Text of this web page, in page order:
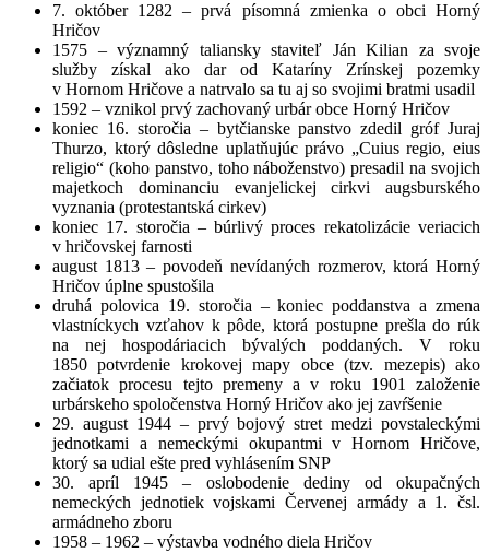
7. október 1282 – prvá písomná zmienka o obci Horný
Hričov
1575 – významný taliansky staviteľ Ján Kilian za svoje
služby získal ako dar od Kataríny Zrínskej pozemky
v Hornom Hričove a natrvalo sa tu aj so svojimi bratmi usadil
1592 – vznikol prvý zachovaný urbár obce Horný Hričov
koniec 16. storočia – bytčianske panstvo zdedil gróf Juraj
Thurzo, ktorý dôsledne uplatňujúc právo „Cuius regio, eius
religio“ (koho panstvo, toho náboženstvo) presadil na svojich
majetkoch dominanciu evanjelickej cirkvi augsburského
vyznania (protestantská cirkev)
koniec 17. storočia – búrlivý proces rekatolizácie veriacich
v hričovskej farnosti
august 1813 – povodeň nevídaných rozmerov, ktorá Horný
Hričov úplne spustošila
druhá polovica 19. storočia – koniec poddanstva a zmena
vlastníckych vzťahov k pôde, ktorá postupne prešla do rúk
na nej hospodáriacich bývalých poddaných. V roku
1850 potvrdenie krokovej mapy obce (tzv. mezepis) ako
začiatok procesu tejto premeny a v roku 1901 založenie
urbárskeho spoločenstva Horný Hričov ako jej zavŕšenie
29. august 1944 – prvý bojový stret medzi povstaleckými
jednotkami a nemeckými okupantmi v Hornom Hričove,
ktorý sa udial ešte pred vyhlásením SNP
30. apríl 1945 – oslobodenie dediny od okupačných
nemeckých jednotiek vojskami Červenej armády a 1. čsl.
armádneho zboru
1958 – 1962 – výstavba vodného diela Hričov